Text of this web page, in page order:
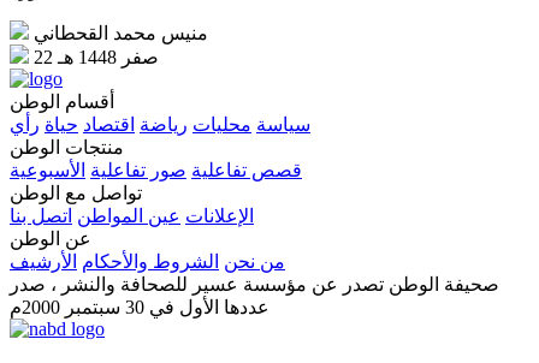
منيس محمد القحطاني
22 صفر 1448 هـ
أقسام الوطن
سياسة محليات رياضة اقتصاد حياة رأي
منتجات الوطن
قصص تفاعلية صور تفاعلية الأسبوعية
تواصل مع الوطن
الإعلانات عين المواطن اتصل بنا
عن الوطن
من نحن الشروط والأحكام الأرشيف
صحيفة الوطن تصدر عن مؤسسة عسير للصحافة والنشر ، صدر
عددها الأول في 30 سبتمبر 2000م